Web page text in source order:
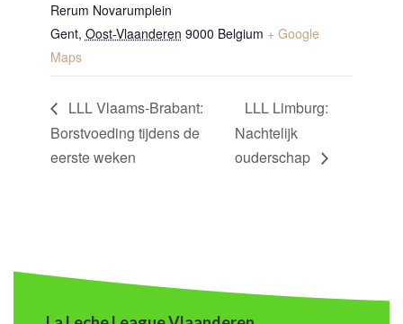
Rerum Novarumplein
Gent, Oost-Vlaanderen 9000 Belgium + Google
Maps
LLL Vlaams-Brabant:
Borstvoeding tijdens de
eerste weken
LLL Limburg:
Nachtelijk
ouderschap